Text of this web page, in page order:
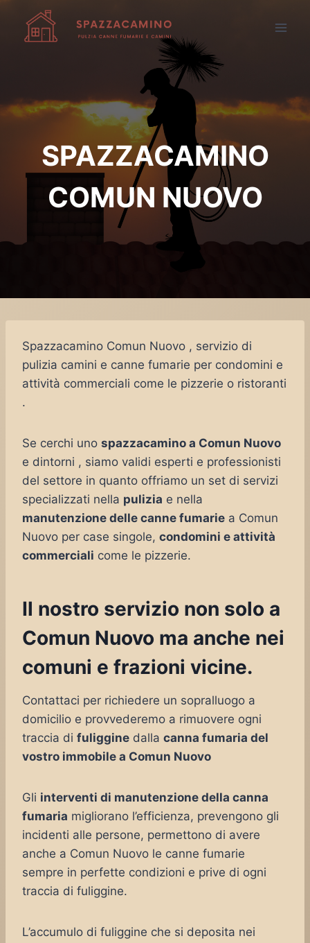
contenuto
SPAZZACAMINO
COMUN NUOVO
Spazzacamino Comun Nuovo , servizio di
pulizia camini e canne fumarie per condomini e
attività commerciali come le pizzerie o ristoranti
.
Se cerchi uno spazzacamino a Comun Nuovo
e dintorni , siamo validi esperti e professionisti
del settore in quanto offriamo un set di servizi
specializzati nella pulizia e nella
manutenzione delle canne fumarie a Comun
Nuovo per case singole, condomini e attività
commerciali come le pizzerie.
Il nostro servizio non solo a
Comun Nuovo ma anche nei
comuni e frazioni vicine.
Contattaci per richiedere un sopralluogo a
domicilio e provvederemo a rimuovere ogni
traccia di fuliggine dalla canna fumaria del
vostro immobile a Comun Nuovo
Gli interventi di manutenzione della canna
fumaria migliorano l’efficienza, prevengono gli
incidenti alle persone, permettono di avere
anche a Comun Nuovo le canne fumarie
sempre in perfette condizioni e prive di ogni
traccia di fuliggine.
L’accumulo di fuliggine che si deposita nei